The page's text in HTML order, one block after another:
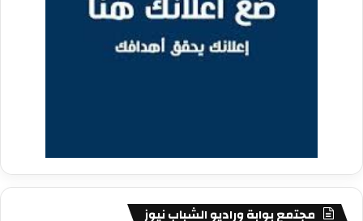
مجتمع بوابة وراديو الشباب نيوز